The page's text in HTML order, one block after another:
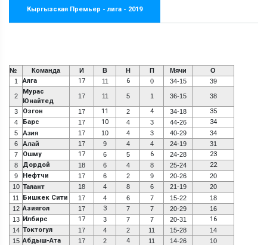
Кыргызская Премьер - лига - 2019
№ Команда И В Н П Мячи
О
1
Алга 17 11 6 0 34-15 39
2
Мурас
Юнайтед
17 11 5 1 36-15 38
3 Озгон 17 11 2 4 34-18 35
4 Барс 17 10 4 3 44-26 34
5 Азия 17 10 4 3 40-29
34
6
Алай 17 9 4 4 24-19
31
7
Ошму 17 6 5 6 24-28 23
8 Дордой 18 6 4 8 25-24 22
9 Нефтчи 17 6 2 9 20-26
20
10 Талант 18 4 8 6 21-19
20
11
Бишкек Сити 17 4 6 7 15-22
18
12 Азиягол 17 3 7 7 20-29
16
13 Илбирс 17 3 7 7 20-31 16
14 Токтогул 17 4 2 11 15-28
14
15 Абдыш-Ата 17 2 4 11 14-26
10